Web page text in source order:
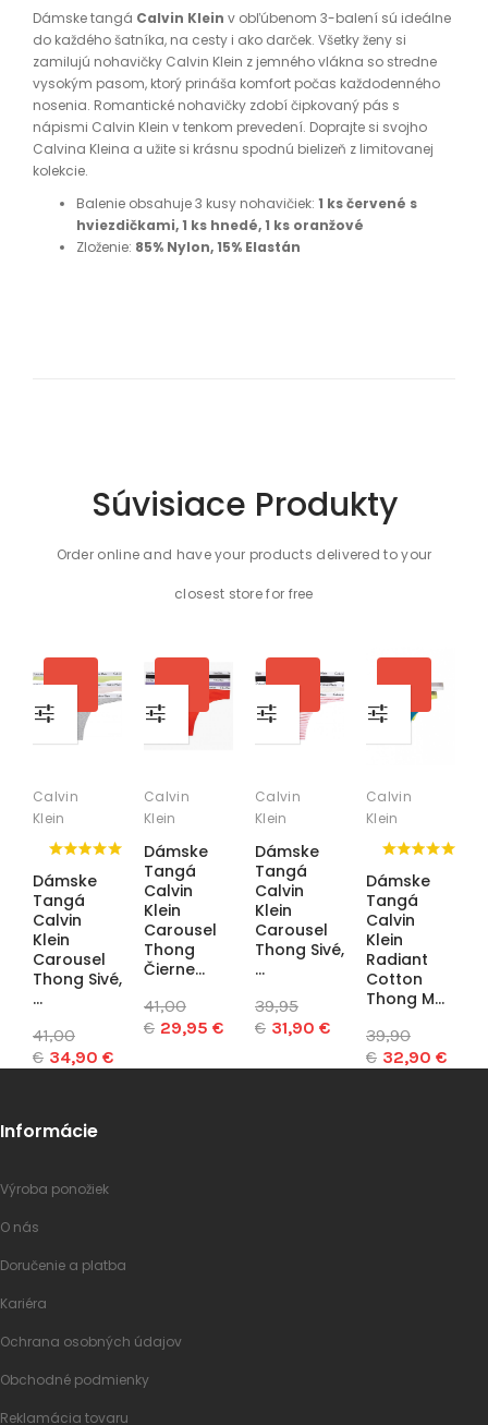
Dámske tangá Calvin Klein v obľúbenom 3-balení sú ideálne
do každého šatníka, na cesty i ako darček. Všetky ženy si
zamilujú nohavičky Calvin Klein z jemného vlákna so stredne
vysokým pasom, ktorý prináša komfort počas každodenného
nosenia. Romantické nohavičky zdobí čipkovaný pás s
nápismi Calvin Klein v tenkom prevedení. Doprajte si svojho
Calvina Kleina a užite si krásnu spodnú bielizeň z limitovanej
kolekcie.
Balenie obsahuje 3 kusy nohavičiek: 1 ks červené s
hviezdičkami, 1 ks hnedé, 1 ks oranžové
Zloženie: 85% Nylon, 15% Elastán
Súvisiace Produkty
Order online and have your products delivered to your
closest store for free
Calvin
Klein
Dámske
Tangá
Calvin
Klein
Carousel
Thong Sivé,
...
41,00
€ 34,90 €
Calvin
Klein
Dámske
Tangá
Calvin
Klein
Carousel
Thong
Čierne...
41,00
€ 29,95 €
Calvin
Klein
Dámske
Tangá
Calvin
Klein
Carousel
Thong Sivé,
...
39,95
€ 31,90 €
Calvin
Klein
Dámske
Tangá
Calvin
Klein
Radiant
Cotton
Thong M...
39,90
€ 32,90 €
Informácie
Výroba ponožiek
O nás
Doručenie a platba
Kariéra
Ochrana osobných údajov
Obchodné podmienky
Reklamácia tovaru